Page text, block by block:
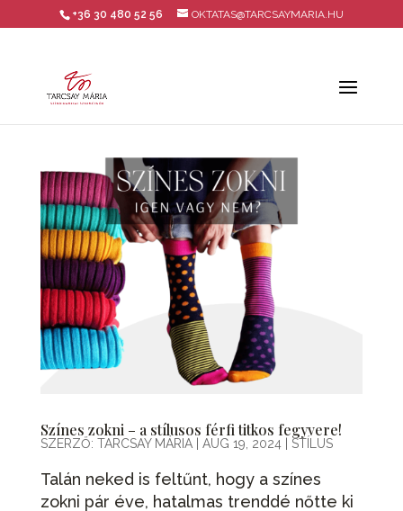
+36 30 480 52 56 OKTATAS@TARCSAYMARIA.HU
Színes zokni – a stílusos férfi titkos fegyvere!
SZERZŐ: TARCSAY MÁRIA| AUG 19, 2024| STÍLUS
Talán neked is feltűnt, hogy a színes
zokni pár éve, hatalmas trenddé nőtte ki